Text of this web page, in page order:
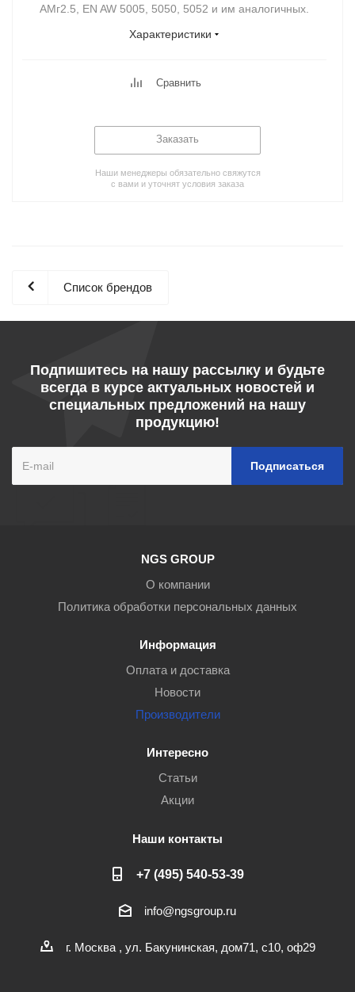
АМг2.5, EN AW 5005, 5050, 5052 и им аналогичных.
Характеристики
Сравнить
Заказать
Наши менеджеры обязательно свяжутся
с вами и уточнят условия заказа
Список брендов
Подпишитесь на нашу рассылку и будьте
всегда в курсе актуальных новостей и
специальных предложений на нашу
продукцию!
NGS GROUP
О компании
Политика обработки персональных данных
Информация
Оплата и доставка
Новости
Производители
Интересно
Статьи
Акции
Наши контакты
+7 (495) 540-53-39
info@ngsgroup.ru
г. Москва , ул. Бакунинская, дом71, с10, оф29